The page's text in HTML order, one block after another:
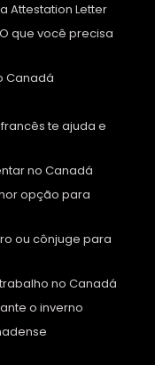
Attestation Letter
que você precisa
Canadá
te ajuda e
no Canadá
opção para
ou cônjuge para
no Canadá
o inverno